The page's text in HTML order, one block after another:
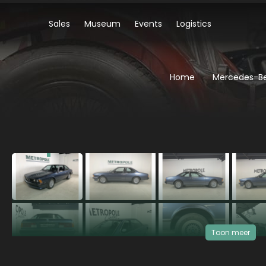
Sales Museum Events Logistics
Home Mercedes-
‹
Toon meer